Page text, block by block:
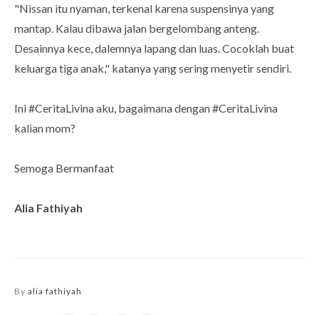
"Nissan itu nyaman, terkenal karena suspensinya yang
mantap. Kalau dibawa jalan bergelombang anteng.
Desainnya kece, dalemnya lapang dan luas. Cocoklah buat
keluarga tiga anak," katanya yang sering menyetir sendiri.
Ini #CeritaLivina aku, bagaimana dengan #CeritaLivina
kalian mom?
Semoga Bermanfaat
Alia Fathiyah
By alia fathiyah